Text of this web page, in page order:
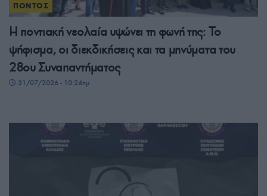
ΠΟΝΤΟΣ
Η ποντιακή νεολαία υψώνει τη φωνή της: Το
ψήφισμα, οι διεκδικήσεις και τα μηνύματα του
28ου Συναπαντήματος
31/07/2026 - 10:24πμ